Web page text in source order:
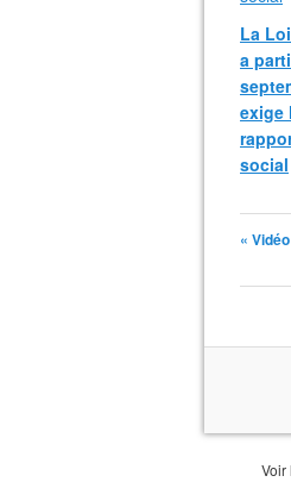
La
a
exige
social
«
Voir